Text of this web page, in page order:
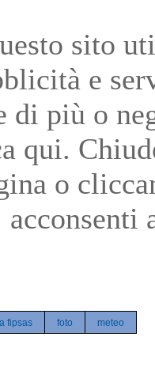
sito
e
di più o
qui.
o
acconsenti
fipsas foto meteo